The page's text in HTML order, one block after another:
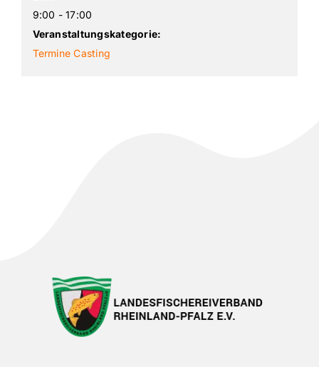
9:00 - 17:00
Veranstaltungskategorie:
Termine Casting